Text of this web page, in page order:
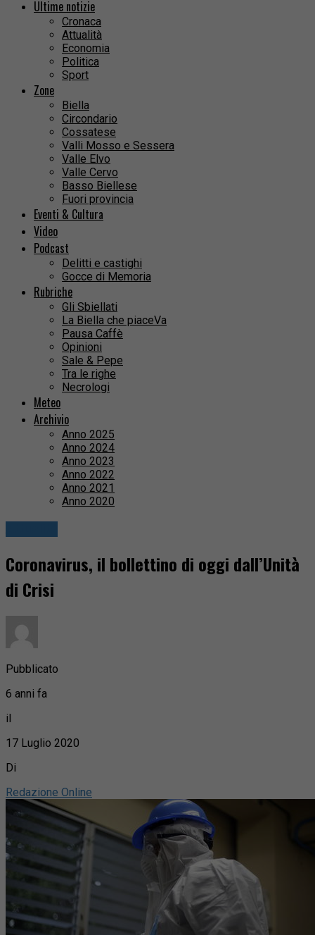
Ultime notizie
Cronaca
Attualità
Economia
Politica
Sport
Zone
Biella
Circondario
Cossatese
Valli Mosso e Sessera
Valle Elvo
Valle Cervo
Basso Biellese
Fuori provincia
Eventi & Cultura
Video
Podcast
Delitti e castighi
Gocce di Memoria
Rubriche
Gli Sbiellati
La Biella che piaceVa
Pausa Caffè
Opinioni
Sale & Pepe
Tra le righe
Necrologi
Meteo
Archivio
Anno 2025
Anno 2024
Anno 2023
Anno 2022
Anno 2021
Anno 2020
Coronavirus, il bollettino di oggi dall’Unità
di Crisi
Pubblicato
6 anni fa
il
17 Luglio 2020
Di
Redazione Online